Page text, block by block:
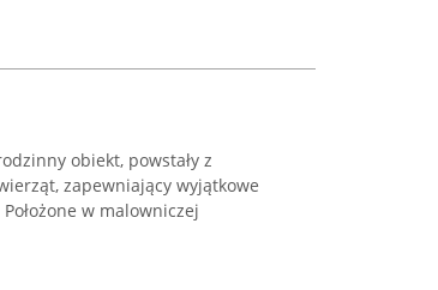
obiekt, powstały z
zapewniający wyjątkowe
w malowniczej